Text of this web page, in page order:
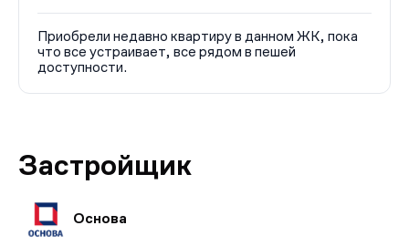
Приобрели недавно квартиру в данном ЖК, пока
что все устраивает, все рядом в пешей
доступности.
Застройщик
Основа